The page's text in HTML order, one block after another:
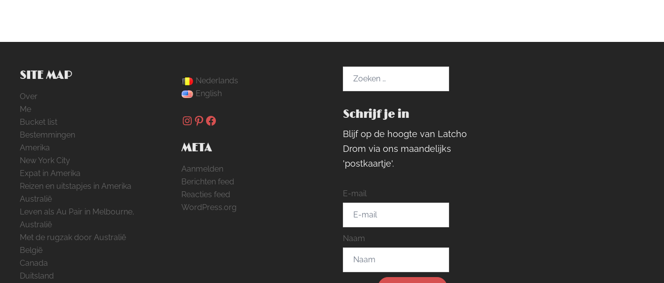
SITE MAP
Over
Me
Bucket list
Bestemmingen
Amerika
New York City
Expat in Amerika
Reizen en uitstapjes in Amerika
Australië
Leven als Au Pair in Melbourne,
Australië
Met de rugzak door Australië
België
Canada
Duitsland
Nederlands
English
Instagram
Pinterest
Facebook
META
Aanmelden
Berichten feed
Reacties feed
WordPress.org
Schrijf je in
Blijf op de hoogte van Latcho
Drom via ons maandelijks
'postkaartje'.
E-mail
Naam